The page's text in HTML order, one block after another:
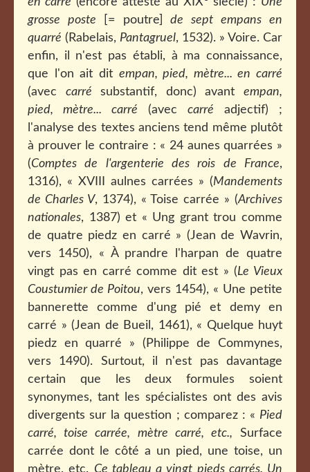
grosse poste
[= poutre]
de sept empans en
quarré (Rabelais, Pantagruel, 1532). » Voire. Car
enfin, il n'est pas établi, à ma connaissance,
que l'on ait dit empan, pied, mètre... en carré
(avec carré substantif, donc) avantempan,
pied, mètre... carré (avec carré adjectif) ;
l'analyse des textes anciens tend même plutôt
à prouver le contraire : « 24 aunes quarrées »
(Comptes de l'argenterie des rois de France,
1316), « XVIII aulnes carrées » (Mandements
de Charles V, 1374), « Toise carrée » (Archives
nationales, 1387) et « Ung grant trou comme
de quatre piedz en carré » (Jean de Wavrin,
vers 1450), « À prandre l'harpan de quatre
vingt pas en carré comme dit est » (Le Vieux
Coustumier de Poitou, vers 1454), « Une petite
bannerette comme d'ung pié et demy en
carré » (Jean de Bueil, 1461), « Quelque huyt
piedz en quarré » (Philippe de Commynes,
vers 1490). Surtout, il n'est pas davantage
certain que les deux formules soient
synonymes, tant les spécialistes ont des avis
divergents sur la question ; comparez : « Pied
carré, toise carrée, mètre carré, etc., Surface
carrée dont le côté a un pied, une toise, un
mètre, etc. Ce tableau a vingt pieds carrés. Un